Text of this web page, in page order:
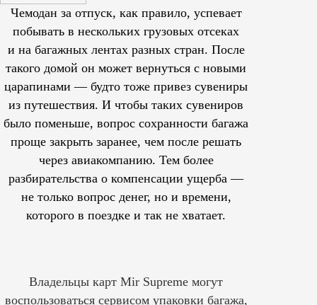
Чемодан за отпуск, как правило, успевает
побывать в нескольких грузовых отсеках
и на багажных лентах разных стран. После
такого домой он может вернуться с новыми
царапинами — будто тоже привез сувениры
из путешествия. И чтобы таких сувениров
было поменьше, вопрос сохранности багажа
проще закрыть заранее, чем после решать
через авиакомпанию. Тем более
разбирательства о компенсации ущерба —
не только вопрос денег, но и времени,
которого в поездке и так не хватает.
Владельцы карт Mir Supreme могут
воспользоваться сервисом упаковки багажа,